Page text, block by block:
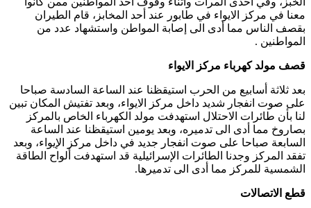
معنا في مركز الايواء في طابور عند أحد المخابز، قام الطيران
بقصف الناس مما أدى الى إصابة المواطن واستشهاد عدد من
المواطنين .
قصف مولد كهرباء مركز الايواء
بعد ثلاثة أسابيع من الحرب استيقظنا عند الساعة السادسة صباحا
على صوت انفجار شديد داخل مركز الايواء، وبعد تفتيش المكان تبين
لنا بأن طائرات الاحتلال استهدفت مولد الكهرباء الخاص بالمركز
بصاروخ مما أدى الى تدميره، وبعد يومين استيقظنا عند الساعة
السابعة صباحا على صوت انفجار جديد في داخل مركز الإيواء، وبعد
تفقد المركز وجدنا الطائرات الإسرائيلية قد استهدفت ألواح الطاقة
الشمسية للمركز مما أدى الى تدميرها.
قطع الاتصالات